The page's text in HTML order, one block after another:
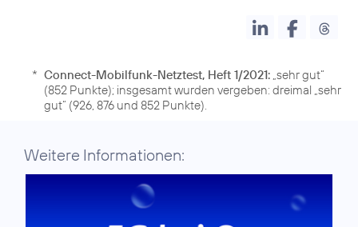
* Connect-Mobilfunk-Netztest, Heft 1/2021: „sehr gut“
(852 Punkte); insgesamt wurden vergeben: dreimal „sehr
gut“ (926, 876 und 852 Punkte).
Weitere Informationen: